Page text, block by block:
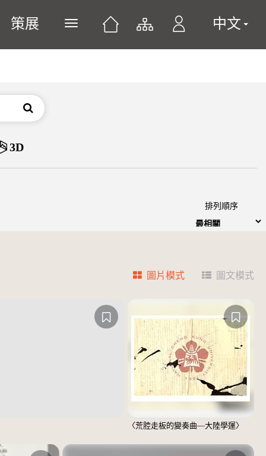
策展 展開或關閉主選單 中文
搜尋
3D
排列順序
圖片模式 圖文模式
〈荒腔走板的變奏曲—大陸學運〉